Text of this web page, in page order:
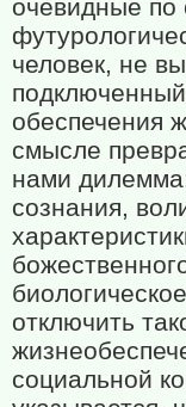
очевидные
человек, не
подключенный
обеспечения
смысле
нами
сознания,
отключить
социальной